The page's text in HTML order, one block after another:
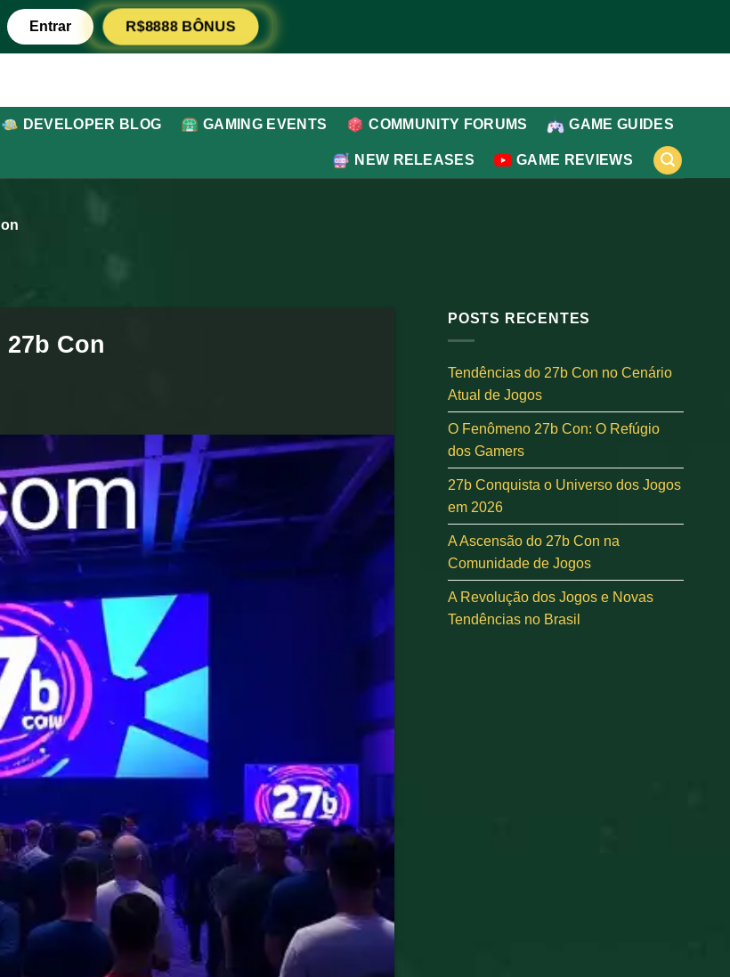
Entrar R$8888 BÔNUS
DEVELOPER BLOG GAMING EVENTS COMMUNITY FORUMS GAME GUIDES
NEW RELEASES GAME REVIEWS
Con
POSTS RECENTES
Tendências do 27b Con no Cenário
Atual de Jogos
O Fenômeno 27b Con: O Refúgio
dos Gamers
27b Conquista o Universo dos Jogos
em 2026
A Ascensão do 27b Con na
Comunidade de Jogos
A Revolução dos Jogos e Novas
Tendências no Brasil